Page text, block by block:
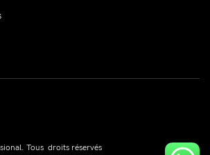
Tous droits réservés